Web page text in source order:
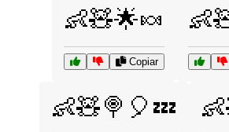
👶🧸🌟🍬
Copiar
👶🧸🍭🎈💤